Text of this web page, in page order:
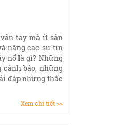
tay mà ít sản
nâng cao sự tin
nổ là gì? Những
báo, những
đáp những thắc
Xem chi tiết >>